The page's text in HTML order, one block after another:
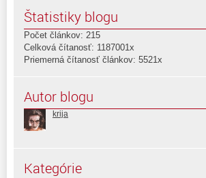
Štatistiky blogu
Počet článkov: 215
Celková čítanosť: 1187001x
Priemerná čítanosť článkov: 5521x
Autor blogu
krija
Kategórie